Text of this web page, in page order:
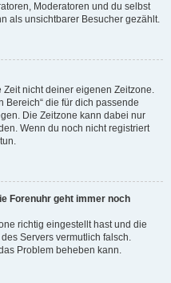
Moderatoren und du selbst
als unsichtbarer Besucher gezählt.
nicht deiner eigenen Zeitzone.
Bereich“ die für dich passende
Die Zeitzone kann dabei nur
Wenn du noch nicht registriert
Forenuhr geht immer noch
richtig eingestellt hast und die
Servers vermutlich falsch.
Problem beheben kann.